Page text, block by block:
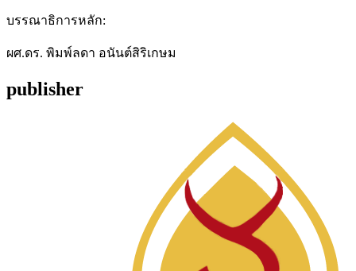
บรรณาธิการหลัก:
ผศ.ดร. พิมพ์ลดา อนันต์สิริเกษม
publisher